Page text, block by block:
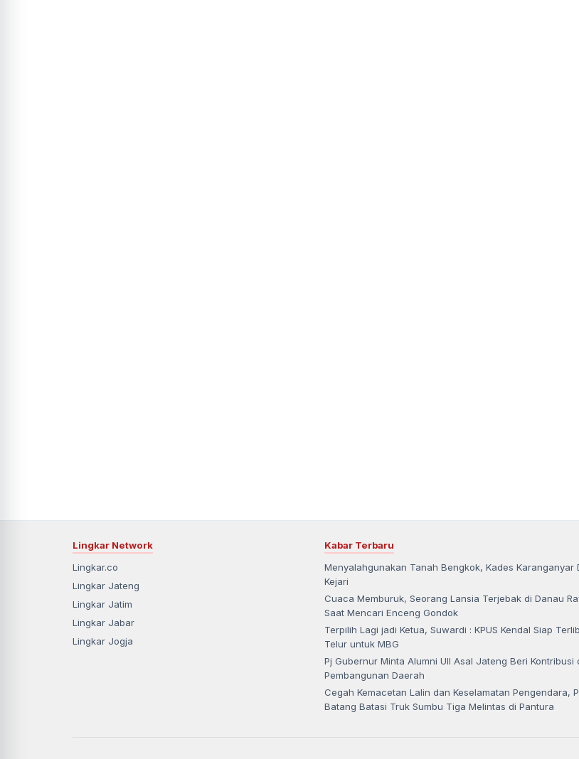
Lingkar Network
Lingkar.co
Lingkar Jateng
Lingkar Jatim
Lingkar Jabar
Lingkar Jogja
Kabar Terbaru
Menyalahgunakan Tanah Bengkok, Kades Karanganyar
Kejari
Cuaca Memburuk, Seorang Lansia Terjebak di Danau
Saat Mencari Enceng Gondok
Terpilih Lagi jadi Ketua, Suwardi : KPUS Kendal Siap
Telur untuk MBG
Pj Gubernur Minta Alumni UII Asal Jateng Beri Kontribusi
Pembangunan Daerah
Cegah Kemacetan Lalin dan Keselamatan Pengendara,
Batang Batasi Truk Sumbu Tiga Melintas di Pantura